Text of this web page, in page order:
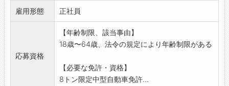
★新たに「レターフォーベネフィット」を導入
し、
福利厚生もバージョンアップ
★職種経験者については、賃金優遇する制度を
★入社後1から2カ月は研修期間で先輩ドライバ
ーが同乗するので
雇用形態 正社員
応募資格
【年齢制限、該当事由】
18歳〜64歳、法令の規定により年齢制限がある
【必要な免許・資格】
8トン限定中型自動車免許...